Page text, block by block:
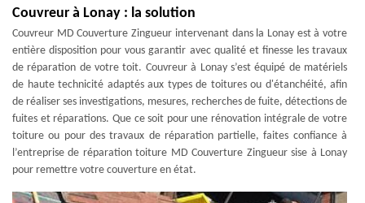
Couvreur à Lonay : la solution
Couvreur MD Couverture Zingueur intervenant dans la Lonay est à votre
entière disposition pour vous garantir avec qualité et finesse les travaux
de réparation de votre toit. Couvreur à Lonay s’est équipé de matériels
de haute technicité adaptés aux types de toitures ou d'étanchéité, afin
de réaliser ses investigations, mesures, recherches de fuite, détections de
fuites et réparations. Que ce soit pour une rénovation intégrale de votre
toiture ou pour des travaux de réparation partielle, faites confiance à
l’entreprise de réparation toiture MD Couverture Zingueur sise à Lonay
pour remettre votre couverture en état.